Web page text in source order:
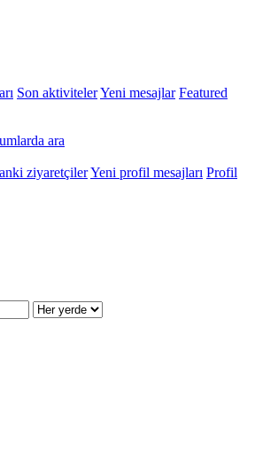
Son aktivitelerYeni mesajlar Featured
ara
ziyaretçilerYeni profil mesajları Profil